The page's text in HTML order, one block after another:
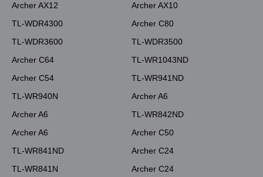
Archer AX12
Archer AX10
TL-WDR4300
Archer C80
TL-WDR3600
TL-WDR3500
Archer C64
TL-WR1043ND
Archer C54
TL-WR941ND
TL-WR940N
Archer A6
Archer A6
TL-WR842ND
Archer A6
Archer C50
TL-WR841ND
Archer C24
TL-WR841N
Archer C24